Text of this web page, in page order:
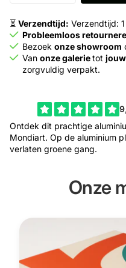
⏳ Verzendtijd: Verzendtijd:
Probleemloos
Bezoek onze showroom
Van onze galerietot
zorgvuldig verpakt.
Ontdek dit prachtige
Mondiart. Op de aluminium
verlaten groene gang.
Onze